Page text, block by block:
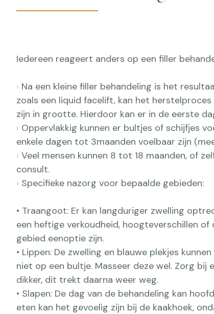
Iedereen reageert anders op een filler
› Na een kleine filler behandeling is het
zoals een liquid facelift, kan het
zijn in grootte. Hierdoor kan er in de eerste
› Oppervlakkig kunnen er bultjes of schijfjes
enkele dagen tot 3maanden voelbaar zijn
› Veel mensen kunnen 8 tot 18 maanden, of
consult.
› Specifieke nazorg voor bepaalde gebieden:
• Traangoot: Er kan langduriger zwelling
een heftige verkoudheid, hoogteverschillen
gebied eenoptie zijn.
• Lippen: De zwelling en blauwe plekjes
niet op een bultje. Masseer deze wel. Zorg
dikker, dit trekt daarna weer weg.
• Slapen: De dag van de behandeling kan
eten kan het gevoelig zijn bij de kaakhoek,